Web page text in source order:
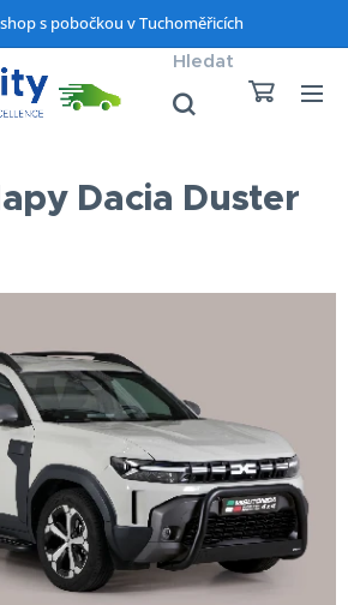
s pobočkou v Tuchoměřicích
Hledat
Dacia Duster